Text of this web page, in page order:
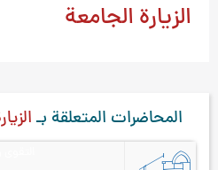
الزيارة الجامعة
المحاضرات المتعلقة بـ